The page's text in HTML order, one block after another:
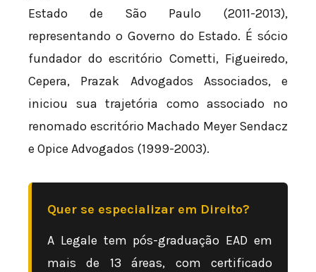
Estado de São Paulo (2011-2013),
representando o Governo do Estado. É sócio
fundador do escritório Cometti, Figueiredo,
Cepera, Prazak Advogados Associados, e
iniciou sua trajetória como associado no
renomado escritório Machado Meyer Sendacz
e Opice Advogados (1999-2003).
Quer se especializar em Direito?
A Legale tem pós-graduação EAD em
mais de 13 áreas, com certificado